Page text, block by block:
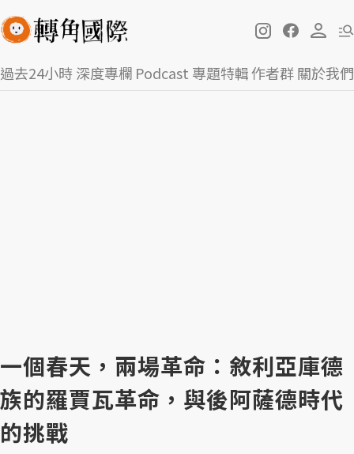
過去24小時深度專欄 Podcast 專題特輯作者群關於我們
一個春天，兩場革命：敘利亞庫德
族的羅賈瓦革命，與後阿薩德時代
的挑戰